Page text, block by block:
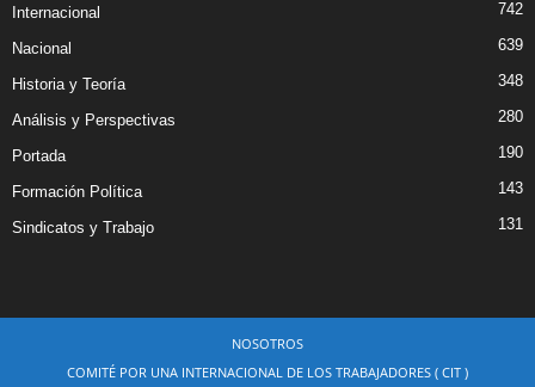
Internacional 742
Nacional 639
Historia y Teoría 348
Análisis y Perspectivas 280
Portada 190
Formación Política 143
Sindicatos y Trabajo 131
NOSOTROS
COMITÉ POR UNA INTERNACIONAL DE LOS TRABAJADORES ( CIT )